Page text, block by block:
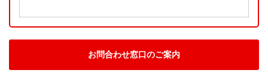
お問合わせ窓口のご案内